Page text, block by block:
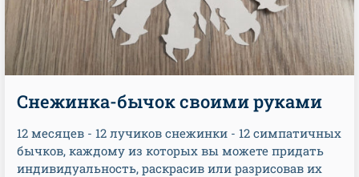
Снежинка-бычок своими руками
12 месяцев - 12 лучиков снежинки - 12 симпатичных
бычков, каждому из которых вы можете придать
индивидуальность, раскрасив или разрисовав их